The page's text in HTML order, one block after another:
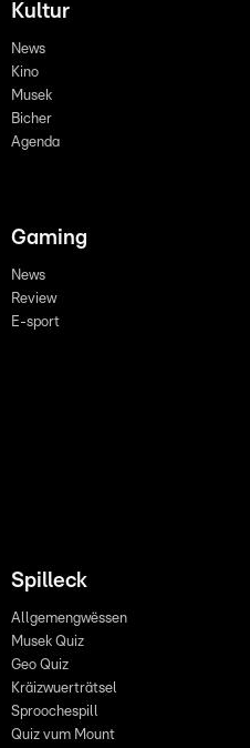
Kultur
News
Kino
Musek
Bicher
Agenda
Gaming
News
Review
E-sport
Spilleck
Allgemengwëssen
Musek Quiz
Geo Quiz
Kräizwuerträtsel
Sproochespill
Quiz vum Mount